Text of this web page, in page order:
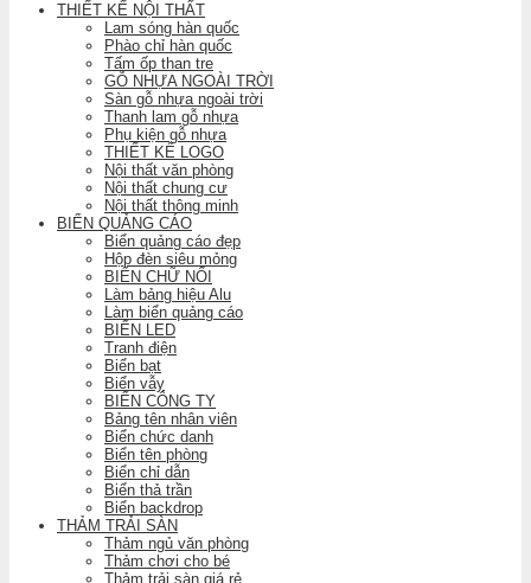
THIẾT KẾ NỘI THẤT
Lam sóng hàn quốc
Phào chỉ hàn quốc
Tấm ốp than tre
GỖ NHỰA NGOÀI TRỜI
Sàn gỗ nhựa ngoài trời
Thanh lam gỗ nhựa
Phụ kiện gỗ nhựa
THIẾT KẾ LOGO
Nội thất văn phòng
Nội thất chung cư
Nội thất thông minh
BIỂN QUẢNG CÁO
Biển quảng cáo đẹp
Hộp đèn siêu mỏng
BIỂN CHỮ NỔI
Làm bảng hiệu Alu
Làm biển quảng cáo
BIỂN LED
Tranh điện
Biển bạt
Biển vẫy
BIỂN CÔNG TY
Bảng tên nhân viên
Biển chức danh
Biển tên phòng
Biển chỉ dẫn
Biển thả trần
Biển backdrop
THẢM TRẢI SÀN
Thảm ngủ văn phòng
Thảm chơi cho bé
Thảm trải sàn giá rẻ